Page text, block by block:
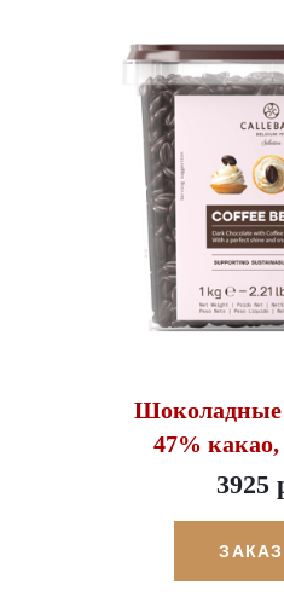
Шоколадные
47%
3925